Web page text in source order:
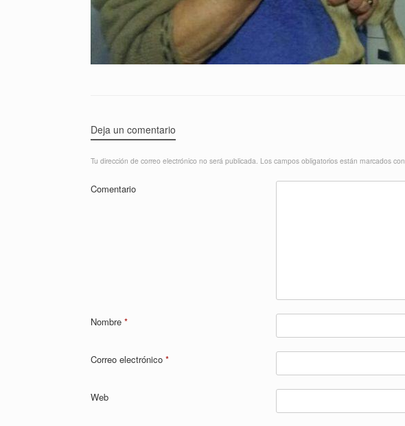
Deja un comentario
Tu dirección de correo electrónico no será publicada. Los campos obligatorios están marcados con
Comentario
Nombre *
Correo electrónico *
Web